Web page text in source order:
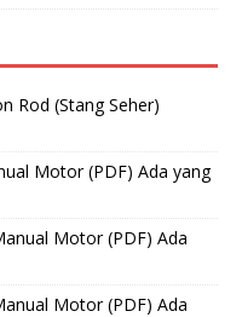
Rod (Stang Seher)
Motor (PDF) Ada yang
Motor (PDF) Ada
Motor (PDF) Ada